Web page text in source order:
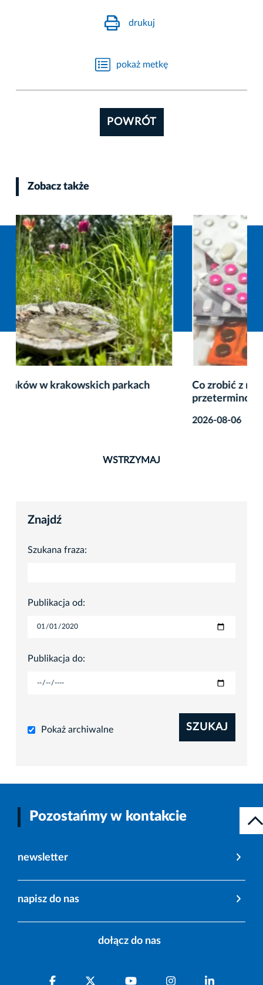
drukuj
pokaż metkę
POWRÓT
Zobacz także
Co zrobić z niepotrzebnymi lub
WSTRZYMAJ
Znajdź
Szukana fraza:
Publikacja od:
Publikacja do:
Pokaż archiwalne SZUKAJ
Pozostańmy w kontakcie
newsletter
napisz do nas
dołącz do nas